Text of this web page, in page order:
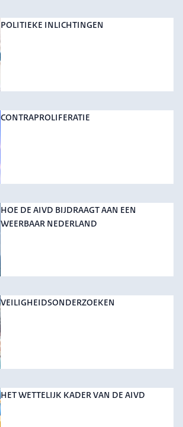
POLITIEKE INLICHTINGEN
CONTRAPROLIFERATIE
HOE DE AIVD BIJDRAAGT AAN EEN
WEERBAAR NEDERLAND
VEILIGHEIDSONDERZOEKEN
HET WETTELIJK KADER VAN DE AIVD